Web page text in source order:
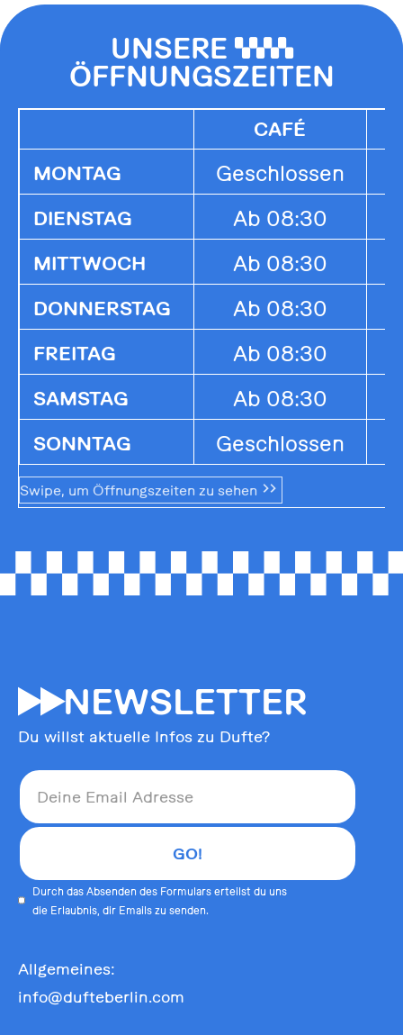
UNSERE 0000
ÖFFNUNGSZEITEN
CAFÉ
MONTAG Geschlossen
DIENSTAG Ab 08:30
MITTWOCH Ab 08:30
DONNERSTAG Ab 08:30
FREITAG Ab 08:30
SAMSTAG Ab 08:30
SONNTAG Geschlossen
Swipe, um Öffnungszeiten zu sehen
55NEWSLETTER
Du willst aktuelle Infos zu Dufte?
Durch das Absenden des Formulars erteilst du uns
die Erlaubnis, dir Emails zu senden.
Allgemeines:
info@dufteberlin.com